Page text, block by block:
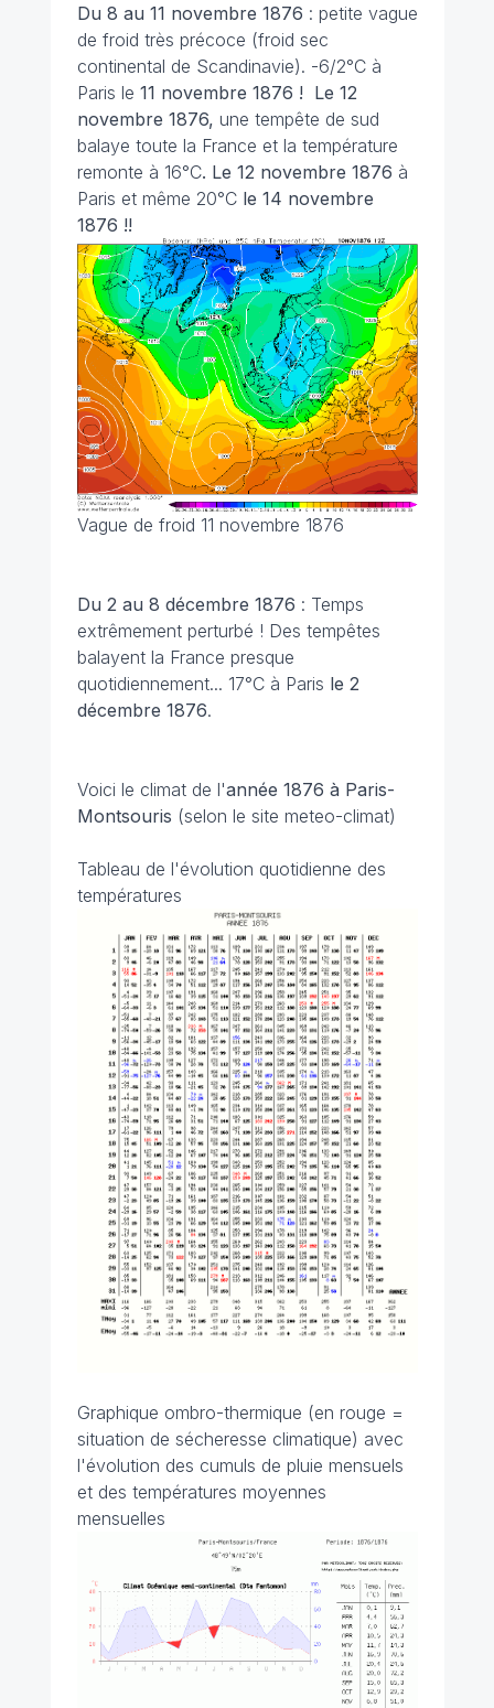
Du 8 au 11 novembre 1876 : petite vague
de froid très précoce (froid sec
continental de Scandinavie). -6/2°C à
Paris le 11 novembre 1876 ! Le 12
novembre 1876, une tempête de sud
balaye toute la France et la température
remonte à 16°C. Le 12 novembre 1876 à
Paris et même 20°Cle 14 novembre
1876 !!
Vague de froid 11 novembre 1876
Du 2 au 8 décembre 1876 : Temps
extrêmement perturbé ! Des tempêtes
balayent la France presque
quotidiennement... 17°C à Paris le 2
décembre 1876.
Voici le climat de l'année 1876 à Paris-
Montsouris (selon le site meteo-climat)
Tableau de l'évolution quotidienne des
températures
Graphique ombro-thermique (en rouge =
situation de sécheresse climatique) avec
l'évolution des cumuls de pluie mensuels
et des températures moyennes
mensuelles